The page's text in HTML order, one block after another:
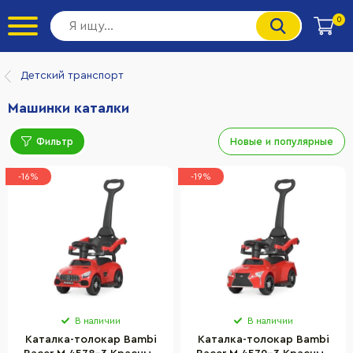
0
Детский транспорт
Машинки каталки
Фильтр Новые и популярные
-16%
В наличии
Каталка-толокар Bambi
-19%
В наличии
Каталка-толокар Bambi